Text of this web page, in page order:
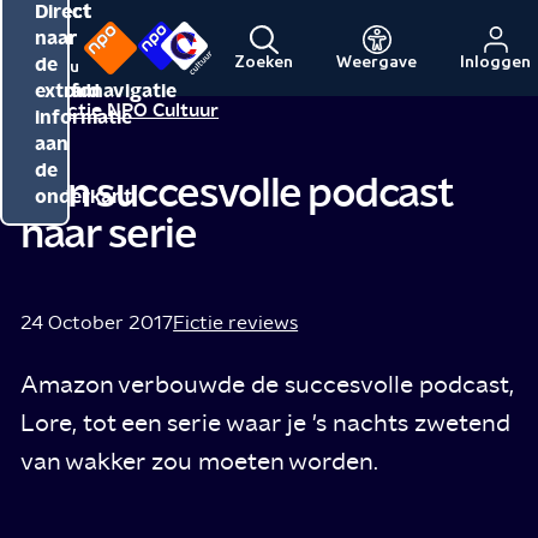
Direct
naar
de
inhoud
Direct
naar
de
hoofdnavigatie
Direct
naar
de
extra
informatie
aan
de
onderkant
Menu
Naar
de
NPO
Naar
de
NPO
Cultuur
Zoeken Weergave Inloggen
Redactie NPO Cultuur
Van succesvolle podcast
naar serie
24 October 2017Fictie reviews
Amazon verbouwde de succesvolle podcast,
Lore, tot een serie waar je 's nachts zwetend
van wakker zou moeten worden.